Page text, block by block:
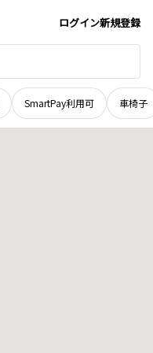
ログイン新規登録
SmartPay利用可 車椅子